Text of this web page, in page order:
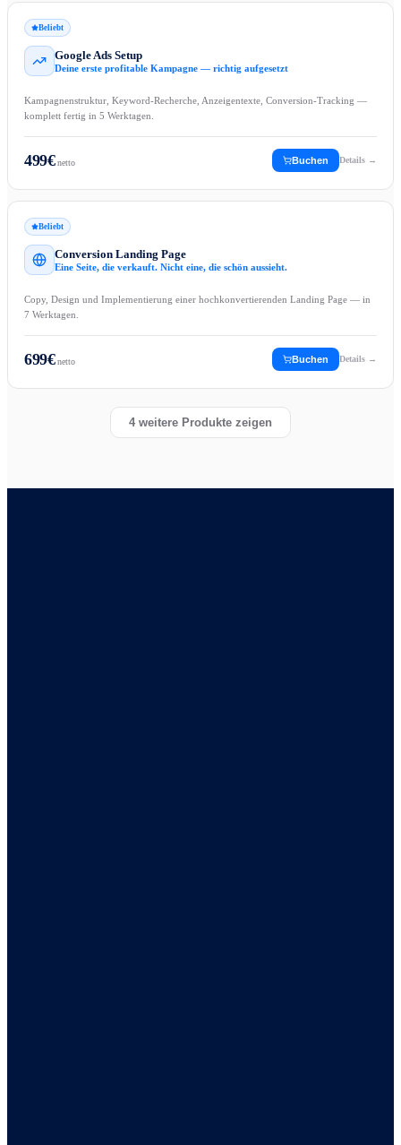
Beliebt
Google Ads Setup
Deine erste profitable Kampagne — richtig aufgesetzt
Kampagnenstruktur, Keyword-Recherche, Anzeigentexte, Conversion-Tracking —
komplett fertig in 5 Werktagen.
499€netto Buchen Details →
Beliebt
Conversion Landing Page
Eine Seite, die verkauft. Nicht eine, die schön aussieht.
Copy, Design und Implementierung einer hochkonvertierenden Landing Page — in
7 Werktagen.
699€netto Buchen Details →
4 weitere Produkte zeigen